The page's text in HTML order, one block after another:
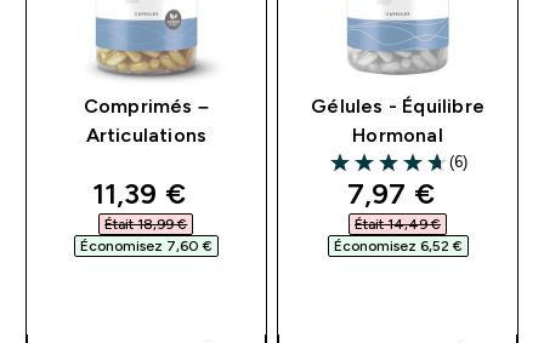
Comprimés –
Articulations
discounted price
11,39 €‎
Était 18,99 €‎
Économisez 7,60 €‎
Gélules - Équilibre
Hormonal
4.67 out of 5 stars
(6)
discounted
7,97 €‎
Était 14,49 €‎
Économisez 6,52 €‎